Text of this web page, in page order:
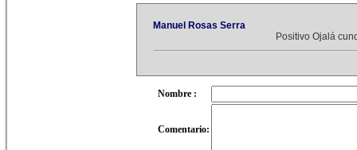
Manuel Rosas Serra
Positivo Ojalá
Nombre :
Comentario: